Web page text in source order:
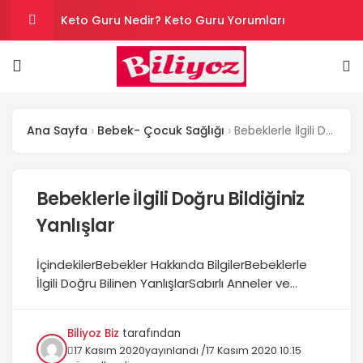
Keto Guru Nedir? Keto Guru Yorumları
Karındaki Selülitler Nasıl Gider? Göbek Selüliti
Sinoz Leke Kremi İşe Yarıyor mu? Kullanıcı
Kullanılır mı?
Ana Sayfa Bebek- Çocuk Sağlığı Bebeklerle İlgili Doğru Bildiğiniz Yanlışlar
Bebeklerle İlgili Doğru Bildiğiniz
Yanlışlar
İçindekilerBebekler Hakkında BilgilerBebeklerle
İlgili Doğru Bilinen YanlışlarSabırlı Anneler ve
hakkında bilgiler verceğiz. Bir çok anne veya
anne adayı birey bebekleri hakkında yanılıyor
Biliyoz Biz tarafından
17 Kasım 2020yayınlandı /17 Kasım 2020 10:15